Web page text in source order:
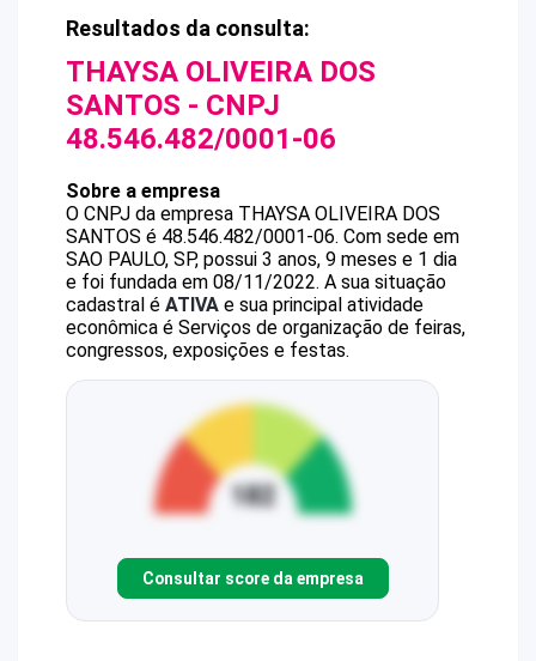
Resultados da consulta:
THAYSA OLIVEIRA DOS
SANTOS - CNPJ
48.546.482/0001-06
Sobre a empresa
O CNPJ da empresa THAYSA OLIVEIRA DOS
SANTOS é 48.546.482/0001-06. Com sede em
SAO PAULO, SP, possui 3 anos, 9 meses e 1 dia
e foi fundada em 08/11/2022. A sua situação
cadastral é ATIVA e sua principal atividade
econômica é Serviços de organização de feiras,
congressos, exposições e festas.
Consultar score da empresa